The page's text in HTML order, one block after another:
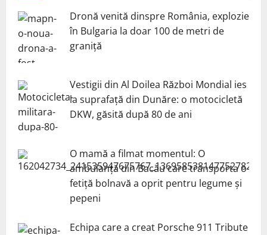
Dronă venită dinspre România, explozie
în Bulgaria la doar 100 de metri de
graniță
Vestigii din Al Doilea Război Mondial ies
la suprafață din Dunăre: o motocicletă
DKW, găsită după 80 de ani
O mamă a filmat momentul: O
ambulanță din Bacău care transporta o
fetiță bolnavă a oprit pentru legume și
pepeni
Echipa care a creat Porsche 911 Tribute